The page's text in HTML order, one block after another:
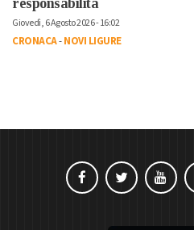
responsabilità
Giovedì, 6 Agosto 2026 - 16:02
CRONACA-NOVI LIGURE